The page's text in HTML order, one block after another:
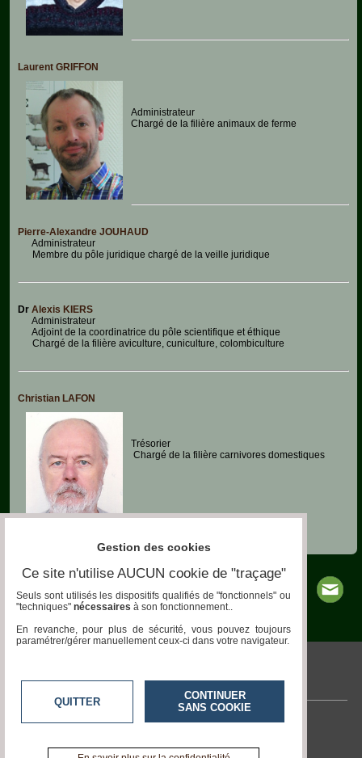
Laurent GRIFFON
Administrateur
Chargé de la filière animaux de ferme
Pierre-Alexandre JOUHAUD
Administrateur
Membre du pôle juridique chargé de la veille juridique
Dr Alexis KIERS
Administrateur
Adjoint de la coordinatrice du pôle scientifique et éthique
Chargé de la filière aviculture, cuniculture, colombiculture
Christian LAFON
Trésorier
Chargé de la filière carnivores domestiques
pronatura.acteurs-locaux.fr
En savoir +
Gestion des cookies
Ce site n'utilise AUCUN cookie de "traçage"
Seuls sont utilisés les dispositifs qualifiés de "fonctionnels" ou
"techniques" nécessaires à son fonctionnement..
En revanche, pour plus de sécurité, vous pouvez toujours
paramétrer/gérer manuellement ceux-ci dans votre navigateur.
QUITTER
CONTINUER
SANS COOKIE